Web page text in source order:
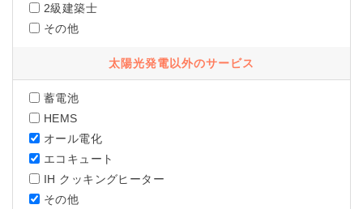
2級建築士
その他
太陽光発電以外のサービス
蓄電池
HEMS
オール電化
エコキュート
IH クッキングヒーター
その他